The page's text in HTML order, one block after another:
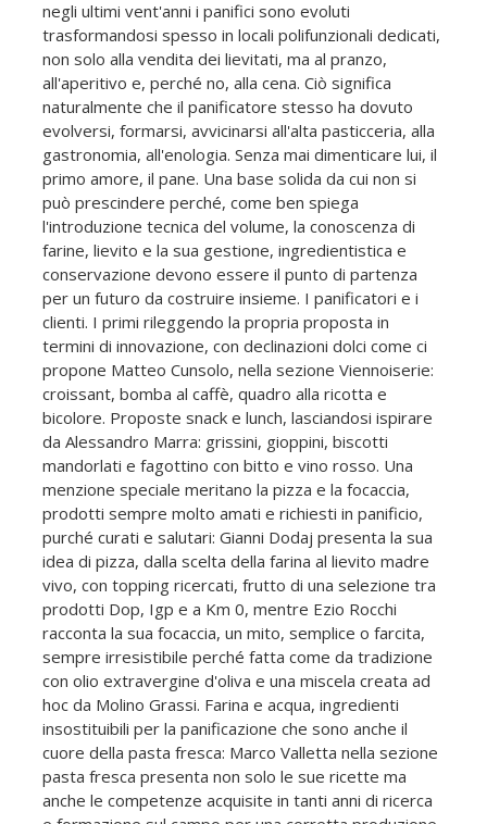
negli ultimi vent'anni i panifici sono evoluti
trasformandosi spesso in locali polifunzionali dedicati,
non solo alla vendita dei lievitati, ma al pranzo,
all'aperitivo e, perché no, alla cena. Ciò significa
naturalmente che il panificatore stesso ha dovuto
evolversi, formarsi, avvicinarsi all'alta pasticceria, alla
gastronomia, all'enologia. Senza mai dimenticare lui, il
primo amore, il pane. Una base solida da cui non si
può prescindere perché, come ben spiega
l'introduzione tecnica del volume, la conoscenza di
farine, lievito e la sua gestione, ingredientistica e
conservazione devono essere il punto di partenza
per un futuro da costruire insieme. I panificatori e i
clienti. I primi rileggendo la propria proposta in
termini di innovazione, con declinazioni dolci come ci
propone Matteo Cunsolo, nella sezione Viennoiserie:
croissant, bomba al caffè, quadro alla ricotta e
bicolore. Proposte snack e lunch, lasciandosi ispirare
da Alessandro Marra: grissini, gioppini, biscotti
mandorlati e fagottino con bitto e vino rosso. Una
menzione speciale meritano la pizza e la focaccia,
prodotti sempre molto amati e richiesti in panificio,
purché curati e salutari: Gianni Dodaj presenta la sua
idea di pizza, dalla scelta della farina al lievito madre
vivo, con topping ricercati, frutto di una selezione tra
prodotti Dop, Igp e a Km 0, mentre Ezio Rocchi
racconta la sua focaccia, un mito, semplice o farcita,
sempre irresistibile perché fatta come da tradizione
con olio extravergine d'oliva e una miscela creata ad
hoc da Molino Grassi. Farina e acqua, ingredienti
insostituibili per la panificazione che sono anche il
cuore della pasta fresca: Marco Valletta nella sezione
pasta fresca presenta non solo le sue ricette ma
anche le competenze acquisite in tanti anni di ricerca